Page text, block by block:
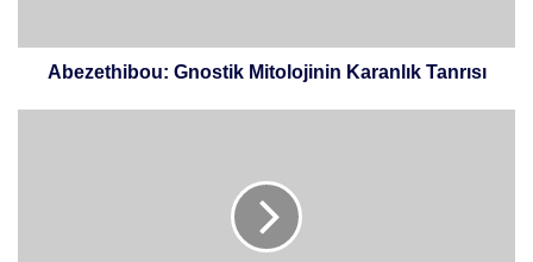
Abezethibou: Gnostik Mitolojinin Karanlık Tanrısı